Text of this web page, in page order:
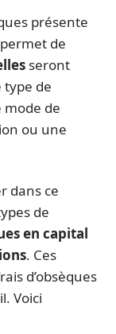
présente
de
seront
type de
mode de
ou une
dans ce
de
en capital
. Ces
d’obsèques
Voici